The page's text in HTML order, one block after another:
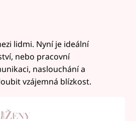
lidmi. Nyní je ideální
nebo pracovní
naslouchání a
vzájemná blízkost.